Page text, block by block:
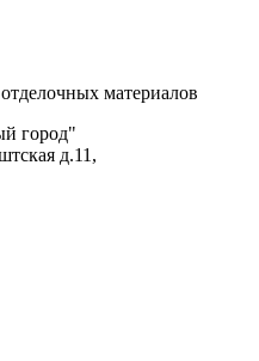
материалов
город"
д.11,